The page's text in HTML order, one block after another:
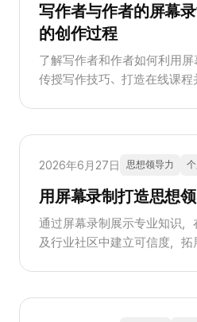
写作者与作者的屏幕
的创作过程
了解写作者和作者如何利用屏
传授写作技巧、打造在线课程
2026年6月27日 思想领导力
用屏幕录制打造思想
通过屏幕录制展示专业知识，
及行业社区中建立可信度，拓